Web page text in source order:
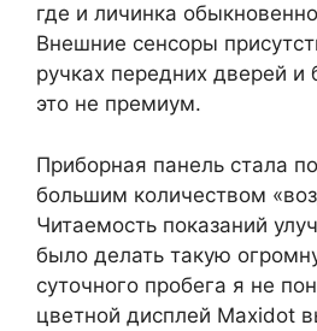
где и личинка
Внешние сенсоры
ручках передних дверей
это не премиум.
Приборная панель стала
большим количеством
Читаемость показаний
было делать такую
суточного пробега я не
цветной дисплей Maxidot